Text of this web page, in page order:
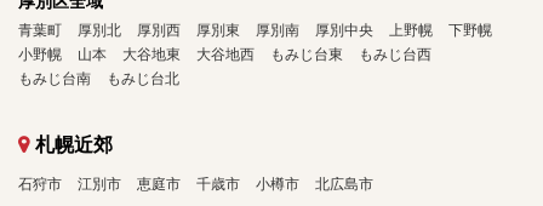
青葉町 厚別北 厚別西 厚別東 厚別南 厚別中央 上野幌
下野幌
小野幌
山本 大谷地東 大谷地西 もみじ台東
もみじ台西
もみじ台南
もみじ台北
札幌近郊
石狩市 江別市 恵庭市 千歳市 小樽市 北広島市